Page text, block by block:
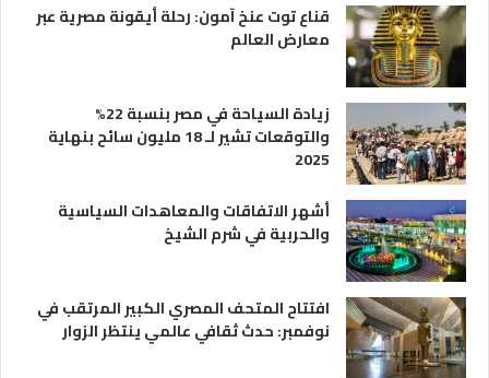
قناع توت عنخ آمون: رحلة أيقونة مصرية عبر
معارض العالم
زيادة السياحة في مصر بنسبة 22%
والتوقعات تشير لـ 18 مليون سائح بنهاية
2025
أشهر الاتفاقات والمعاهدات السياسية
والحربية في شرم الشيخ
افتتاح المتحف المصري الكبير المرتقب في
نوفمبر: حدث ثقافي عالمي ينتظر الزوار